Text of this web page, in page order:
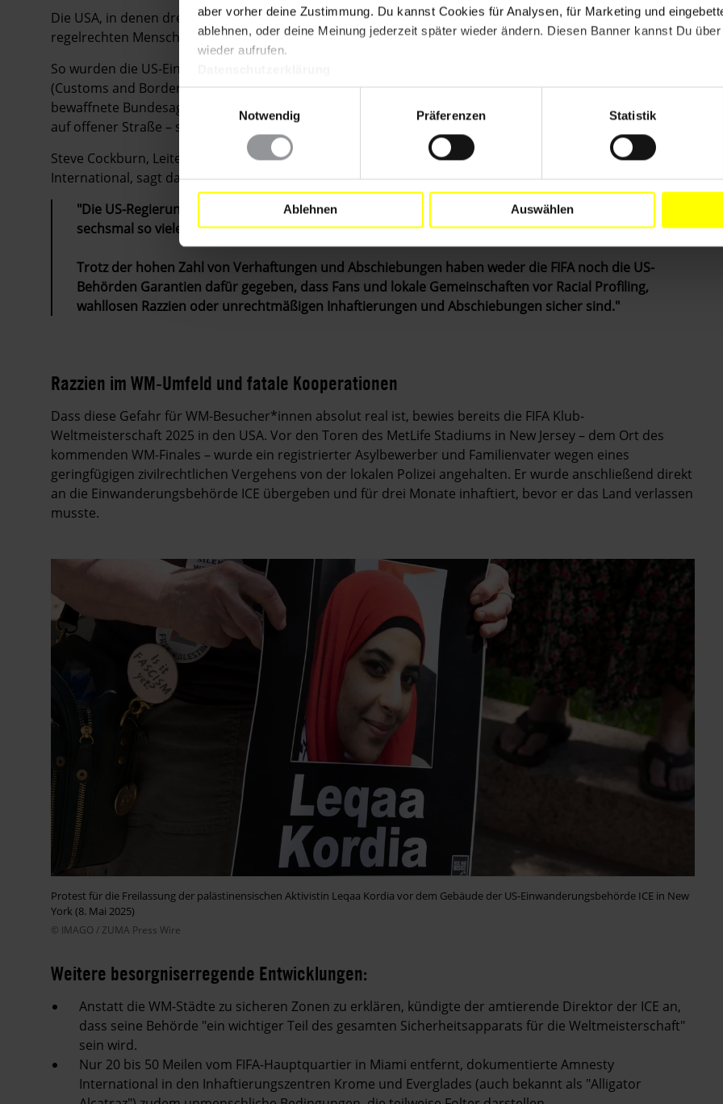
aber vorher deine Zustimmung. Du kannst Cookies für Analysen, für Marketing und
ablehnen, oder deine Meinung jederzeit später wieder ändern. Diesen Banner kannst Du
wieder aufrufen.
Notwendig
Präferenzen Statistik
Ablehnen Auswählen
Die USA, in denen drei Viertel aller WM-Spiele (insgesamt 78 Partien) stattfinden, befinden sich in einem
regelrechten Menschenrechtsnotstand.
So wurden die US-Einwanderungsbehörden ICE (Immigration and Customs Enforcement) und CBP
(Customs and Border Protection) zu paramilitärisch agierenden Einheiten umgebaut. Maskierte,
bewaffnete Bundesagenten stürmen ohne Haftbefehl Wohnungen und verhaften willkürlich Menschen
auf offener Straße – selbst in der Nähe von Schulen oder religiösen Einrichtungen.
Steve Cockburn, Leiter der Abteilung für wirtschaftliche und soziale Gerechtigkeit bei Amnesty
International, sagt dazu:
"Die US-Regierung hat im Jahr 2025 mehr als 500.000 Menschen aus den USA abgeschoben –
sechsmal so viele Menschen, wie das WM-Finale im MetLife Stadium verfolgen werden.
Trotz der hohen Zahl von Verhaftungen und Abschiebungen haben weder die FIFA noch die US-
Behörden Garantien dafür gegeben, dass Fans und lokale Gemeinschaften vor Racial Profiling,
wahllosen Razzien oder unrechtmäßigen Inhaftierungen und Abschiebungen sicher sind."
Razzien im WM-Umfeld und fatale Kooperationen
Dass diese Gefahr für WM-Besucher*innen absolut real ist, bewies bereits die FIFA Klub-
Weltmeisterschaft 2025 in den USA. Vor den Toren des MetLife Stadiums in New Jersey – dem Ort des
kommenden WM-Finales – wurde ein registrierter Asylbewerber und Familienvater wegen eines
geringfügigen zivilrechtlichen Vergehens von der lokalen Polizei angehalten. Er wurde anschließend direkt
an die Einwanderungsbehörde ICE übergeben und für drei Monate inhaftiert, bevor er das Land verlassen
musste.
Protest für die Freilassung der palästinensischen Aktivistin Leqaa Kordia vor dem Gebäude der US-Einwanderungsbehörde ICE in New
York (8. Mai 2025)
© IMAGO / ZUMA Press Wire
Weitere besorgniserregende Entwicklungen:
Anstatt die WM-Städte zu sicheren Zonen zu erklären, kündigte der amtierende Direktor der ICE an,
dass seine Behörde "ein wichtiger Teil des gesamten Sicherheitsapparats für die Weltmeisterschaft"
sein wird.
Nur 20 bis 50 Meilen vom FIFA-Hauptquartier in Miami entfernt, dokumentierte Amnesty
International in den Inhaftierungszentren Krome und Everglades (auch bekannt als "Alligator